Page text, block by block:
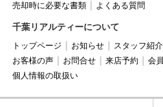
売却時に必要な書類
よくある質問
千葉リアルティーについて
トップページ お知らせ スタッフ紹介
お客様の声
お問合せ 来店予約 会
個人情報の取扱い